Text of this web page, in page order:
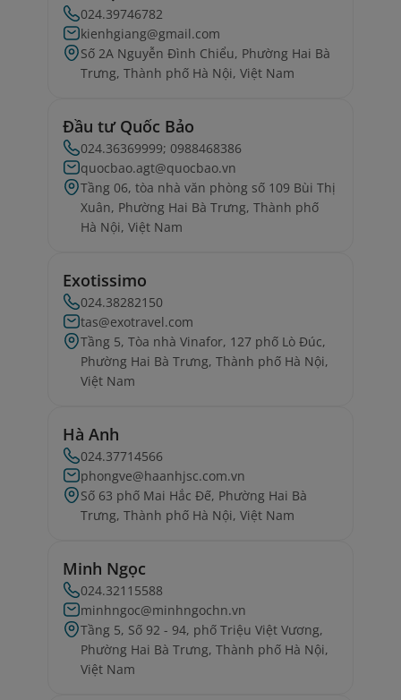
024.39746782
kienhgiang@gmail.com
Số 2A Nguyễn Đình Chiểu, Phường Hai Bà
Trưng, Thành phố Hà Nội, Việt Nam
Đầu tư Quốc Bảo
024.36369999; 0988468386
quocbao.agt@quocbao.vn
Tầng 06, tòa nhà văn phòng số 109 Bùi Thị
Xuân, Phường Hai Bà Trưng, Thành phố
Hà Nội, Việt Nam
Exotissimo
024.38282150
tas@exotravel.com
Tầng 5, Tòa nhà Vinafor, 127 phố Lò Đúc,
Phường Hai Bà Trưng, Thành phố Hà Nội,
Việt Nam
Hà Anh
024.37714566
phongve@haanhjsc.com.vn
Số 63 phố Mai Hắc Đế, Phường Hai Bà
Trưng, Thành phố Hà Nội, Việt Nam
Minh Ngọc
024.32115588
minhngoc@minhngochn.vn
Tầng 5, Số 92 - 94, phố Triệu Việt Vương,
Phường Hai Bà Trưng, Thành phố Hà Nội,
Việt Nam